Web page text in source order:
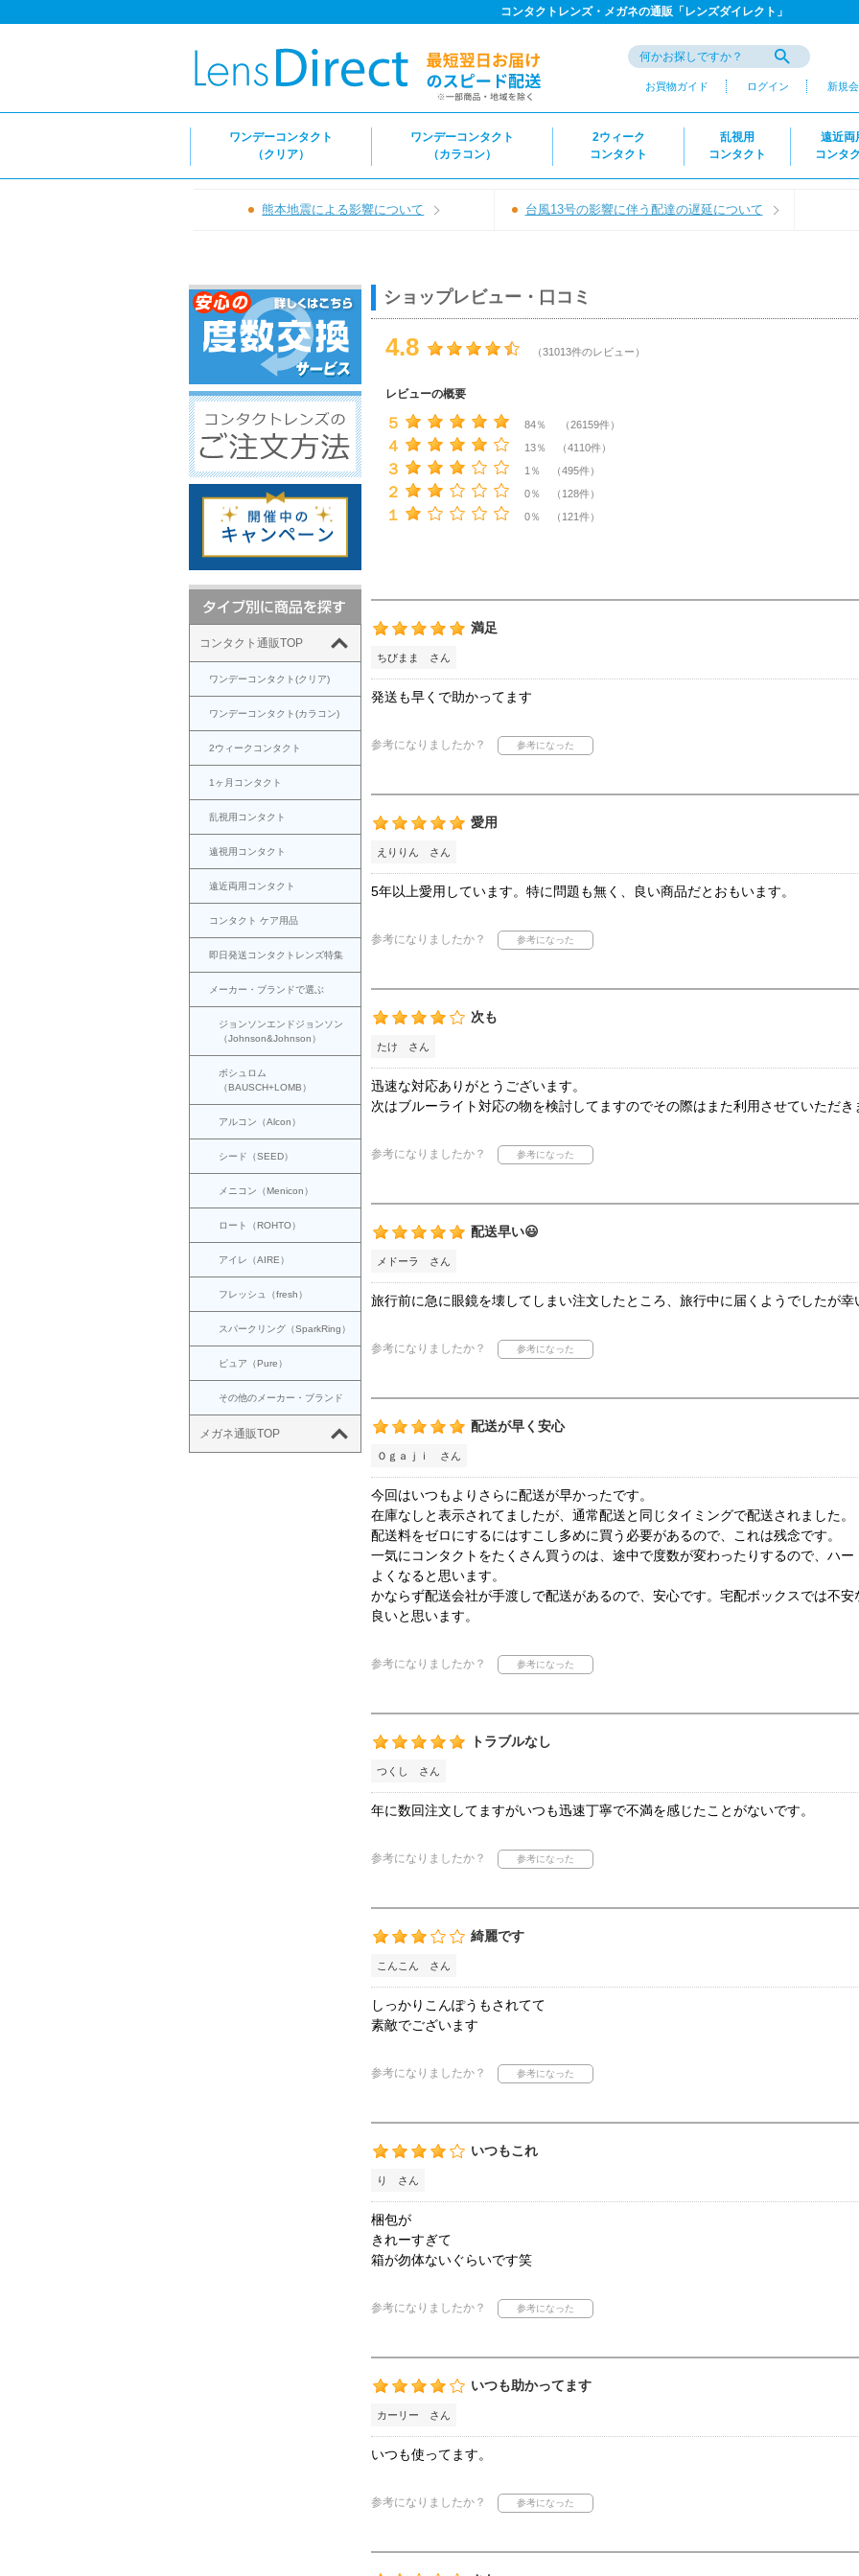
コンタクトレンズ・メガネの通販「レンズダイレクト」
お買物ガイド ログイン 新規
ワンデーコンタクト
（クリア）
ワンデーコンタクト
（カラコン）
2ウィーク
コンタクト
乱視用
コンタクト
遠近両
コンタ
熊本地震による影響について 台風13号の影響に伴う配達の遅延について
コンタクト通販TOP
ワンデーコンタクト(クリア)
ワンデーコンタクト(カラコン)
2ウィークコンタクト
1ヶ月コンタクト
乱視用コンタクト
遠視用コンタクト
遠近両用コンタクト
コンタクト ケア用品
即日発送コンタクトレンズ特集
メーカー・ブランドで選ぶ
ジョンソンエンドジョンソン
（Johnson&Johnson）
ボシュロム
（BAUSCH+LOMB）
アルコン（Alcon）
シード（SEED）
メニコン（Menicon）
ロート（ROHTO）
アイレ（AIRE）
フレッシュ（fresh）
スパークリング（SparkRing）
ピュア（Pure）
その他のメーカー・ブランド
メガネ通販TOP
ショップレビュー・口コミ
4.8 （31013件のレビュー）
レビューの概要
５ 84％ （26159件）
４ 13％ （4110件）
３ 1％ （495件）
２ 0％ （128件）
１ 0％ （121件）
満足
ちびまま さん
発送も早くで助かってます
参考になりましたか？
愛用
えりりん さん
5年以上愛用しています。特に問題も無く、良い商品だとおもいます。
参考になりましたか？
次も
たけ さん
迅速な対応ありがとうございます。
次はブルーライト対応の物を検討してますのでその際はまた利用させていただき
参考になりましたか？
配送早い😃
メドーラ さん
旅行前に急に眼鏡を壊してしまい注文したところ、旅行中に届くようでしたが幸
参考になりましたか？
配送が早く安心
Ｏｇａｊｉ さん
今回はいつもよりさらに配送が早かったです。
在庫なしと表示されてましたが、通常配送と同じタイミングで配送されました。
配送料をゼロにするにはすこし多めに買う必要があるので、これは残念です。
一気にコンタクトをたくさん買うのは、途中で度数が変わったりするので、ハ
よくなると思います。
かならず配送会社が手渡しで配送があるので、安心です。宅配ボックスでは不
良いと思います。
参考になりましたか？
トラブルなし
つくし さん
年に数回注文してますがいつも迅速丁寧で不満を感じたことがないです。
参考になりましたか？
綺麗です
こんこん さん
しっかりこんぽうもされてて
素敵でございます
参考になりましたか？
いつもこれ
り さん
梱包が
きれーすぎて
箱が勿体ないぐらいです笑
参考になりましたか？
いつも助かってます
カーリー さん
いつも使ってます。
参考になりましたか？